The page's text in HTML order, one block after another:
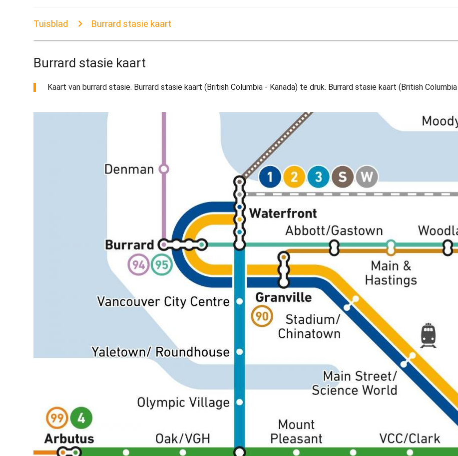
Tuisblad Burrard stasie kaart
Burrard stasie kaart
Kaart van burrard stasie. Burrard stasie kaart (British Columbia - Kanada) te druk. Burrard stasie kaart (British